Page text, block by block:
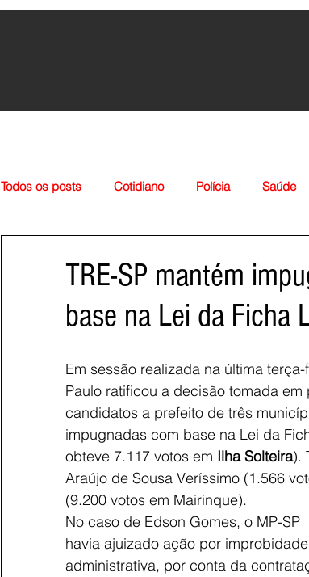
Voltar
Todos os posts Cotidiano Polícia Saúde
TRE-SP mantém
base na Lei da Ficha
Em sessão realizada na última
Paulo ratificou a decisão tomada
candidatos a prefeito de três
impugnadas com base na Lei da
obteve 7.117 votos em Ilha Solteira).
Araújo de Sousa Veríssimo (1.566
(9.200 votos em Mairinque).
No caso de Edson Gomes, o MP-SP
havia ajuizado ação por improbidade
administrativa, por conta da